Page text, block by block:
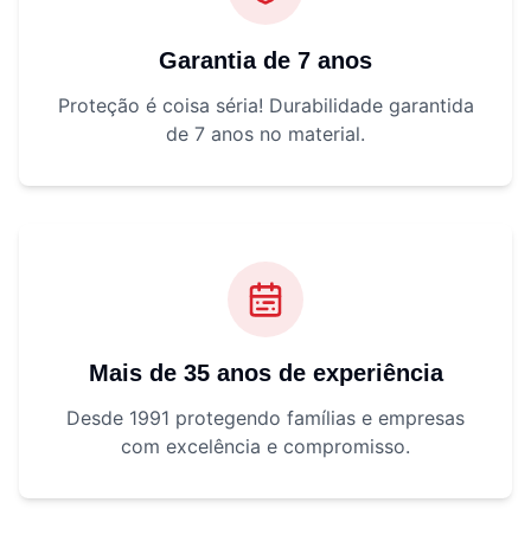
Garantia de 7 anos
Proteção é coisa séria! Durabilidade garantida
de 7 anos no material.
Mais de 35 anos de experiência
Desde 1991 protegendo famílias e empresas
com excelência e compromisso.